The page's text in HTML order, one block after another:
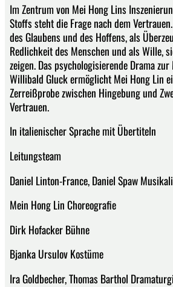
Im Zentrum von Mei Hong Lins
Stoffs steht die Frage nach dem
des Glaubens und des Hoffens, als
Redlichkeit des Menschen und als Wille,
zeigen. Das psychologisierende Drama
Willibald Gluck ermöglicht Mei Hong Lin
Zerreißprobe zwischen Hingebung und
Vertrauen.
In italienischer Sprache mit Übertiteln
Leitungsteam
Daniel Linton-France, Daniel Spaw
Mein Hong Lin Choreografie
Dirk Hofacker Bühne
Bjanka Ursulov Kostüme
Ira Goldbecher, Thomas Barthol